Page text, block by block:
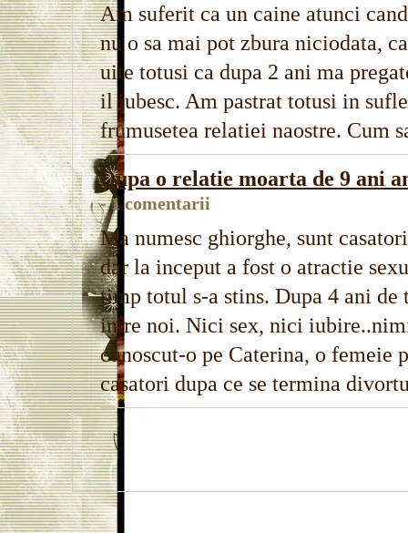
Am suferit ca un caine atunci
nu o sa mai pot zbura niciodata,
uite totusi ca dupa 2 ani ma
il iubesc. Am pastrat totusi in
frumusetea relatiei naostre. Cum
Dupa o relatie moarta de 9 ani
- 1 comentarii
Ma numesc ghiorghe, sunt
dar la inceput a fost o atractie
timp totul s-a stins. Dupa 4 ani
intre noi. Nici sex, nici
cunoscut-o pe Caterina, o femeie
casatori dupa ce se termina